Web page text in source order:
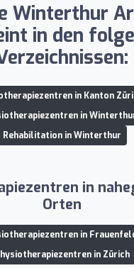
Winterthur
in den
in Kanton
in
Rehabilitation in Winterthur
in
Orten
in
in Zürich